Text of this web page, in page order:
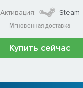
Активация:
Steam
Мгновенная доставка
Купить сейчас